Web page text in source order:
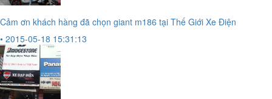
Cảm ơn khách hàng đã chọn giant m186 tại Thế Giới Xe Điện
• 2015-05-18 15:31:13